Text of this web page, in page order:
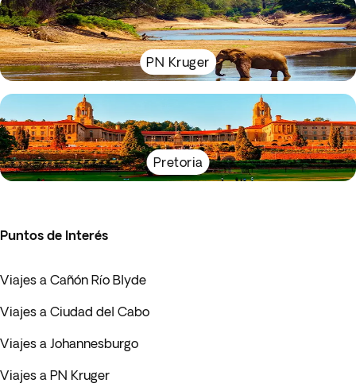
PN Kruger
Pretoria
Puntos de Interés
Viajes a Cañón Río Blyde
Viajes a Ciudad del Cabo
Viajes a Johannesburgo
Viajes a PN Kruger